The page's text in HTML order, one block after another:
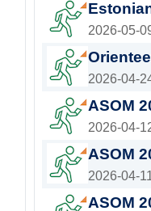
2026-05-
2026-04-
ASOM
2026-04-
ASOM
2026-04-
ASOM